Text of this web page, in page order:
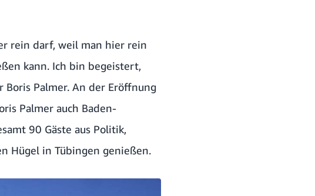
rein darf, weil man hier rein
kann. Ich bin begeistert,
Boris Palmer. An der Eröffnung
Palmer auch Baden-
90 Gäste aus Politik,
Hügel in Tübingen genießen.